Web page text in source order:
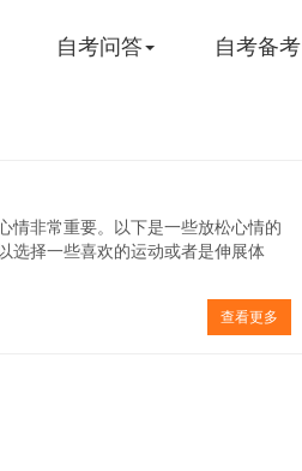
自考问答 自考备考
情非常重要。以下是一些放松心情的
选择一些喜欢的运动或者是伸展体
查看更多